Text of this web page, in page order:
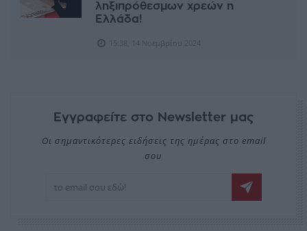
ληξιπρόθεσμων χρεών η
Ελλάδα!
Εγγραφείτε στο Newsletter μας
Οι σημαντικότερες ειδήσεις της ημέρας στο email
σου